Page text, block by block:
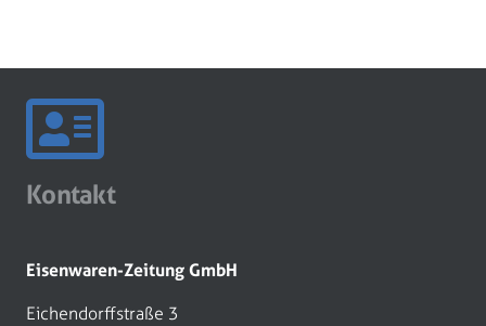
Kontakt
Eisenwaren-Zeitung GmbH
Eichendorffstraße 3